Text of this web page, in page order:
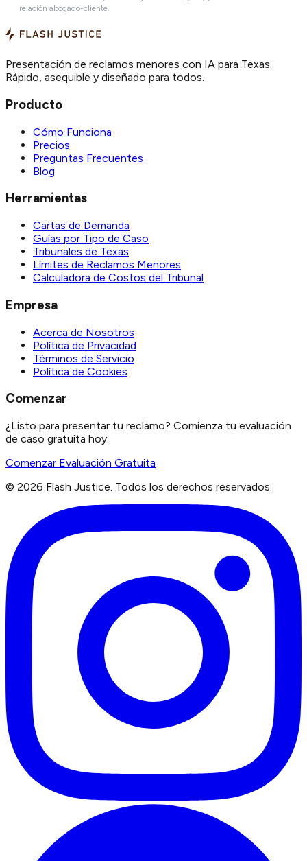
relación abogado-cliente.
Presentación de reclamos menores con IA para Texas.
Rápido, asequible y diseñado para todos.
Producto
Cómo Funciona
Precios
Preguntas Frecuentes
Blog
Herramientas
Cartas de Demanda
Guías por Tipo de Caso
Tribunales de Texas
Límites de Reclamos Menores
Calculadora de Costos del Tribunal
Empresa
Acerca de Nosotros
Política de Privacidad
Términos de Servicio
Política de Cookies
Comenzar
¿Listo para presentar tu reclamo? Comienza tu evaluación
de caso gratuita hoy.
Comenzar Evaluación Gratuita
© 2026 Flash Justice. Todos los derechos reservados.